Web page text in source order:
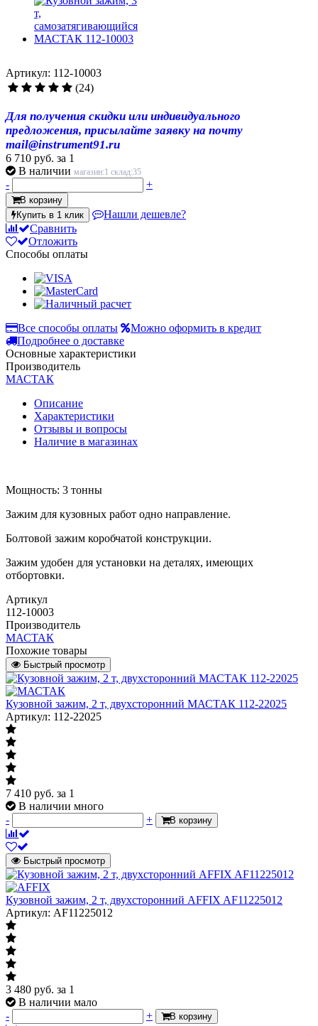
Артикул: 112-10003
(24)
Для получения скидки или индивидуального
предложения, присылайте заявку на почту
mail@instrument91.ru
6 710 руб. за 1
В наличии магазин:1 склад:35
- +
В корзину
Купить в 1 клик
Нашли дешевле?
Сравнить
Отложить
Способы оплаты
Все способы оплаты
Можно оформить в кредит
Подробнее о доставке
Основные характеристики
Производитель
МАСТАК
Описание
Характеристики
Отзывы и вопросы
Наличие в магазинах
Мощность: 3 тонны
Зажим для кузовных работ одно направление.
Болтовой зажим коробчатой конструкции.
Зажим удобен для установки на деталях, имеющих
отбортовки.
Артикул
112-10003
Производитель
МАСТАК
Похожие товары
Быстрый просмотр
Кузовной зажим, 2 т, двухсторонний МАСТАК 112-22025
Артикул: 112-22025
7 410 руб. за 1
В наличии много
-
+ В корзину
Быстрый просмотр
Кузовной зажим, 2 т, двухсторонний AFFIX AF11225012
Артикул: AF11225012
3 480 руб. за 1
В наличии мало
-
+ В корзину